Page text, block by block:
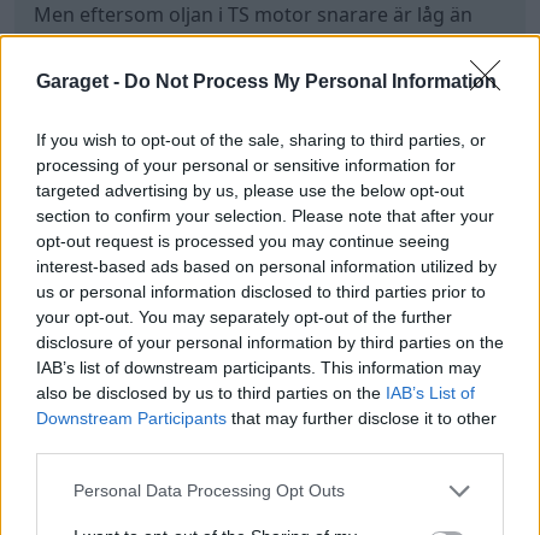
Garaget - Do Not Process My Personal Information
If you wish to opt-out of the sale, sharing to third parties, or
processing of your personal or sensitive information for
targeted advertising by us, please use the below opt-out
section to confirm your selection. Please note that after your
opt-out request is processed you may continue seeing
interest-based ads based on personal information utilized by
us or personal information disclosed to third parties prior to
your opt-out. You may separately opt-out of the further
disclosure of your personal information by third parties on the
IAB’s list of downstream participants. This information may
also be disclosed by us to third parties on the IAB’s List of
Downstream Participants that may further disclose it to other
Personal Data Processing Opt Outs
Men eftersom oljan i TS motor snarare är låg än
hög är det inte dirselutspädning som.orsakar
detta.
Röken talar för turbon, tyvärr.
Senast redigerat av Mossan1 (28 juni )
Citera 1 All
Brådhis
* Voff voff *
11 314 Inlägg
28 juni